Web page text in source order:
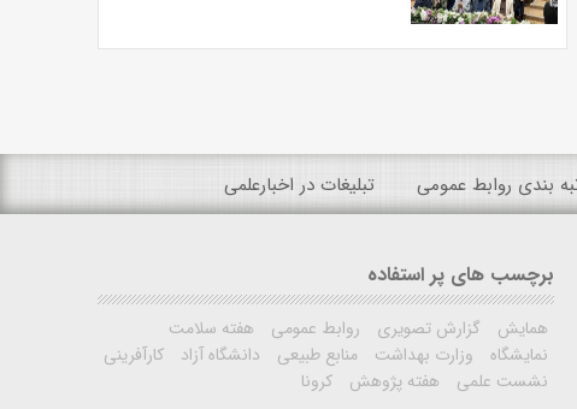
بندی روابط عمومی تبلیغات در اخبارعلمی
برچسب های پر استفاده
همایش گزارش تصویری روابط عمومی
هفته سلامت
نمایشگاه
وزارت بهداشت منابع طبیعی دانشگاه آزاد
کارآفرینی
نشست علمی
هفته پژوهش کرونا